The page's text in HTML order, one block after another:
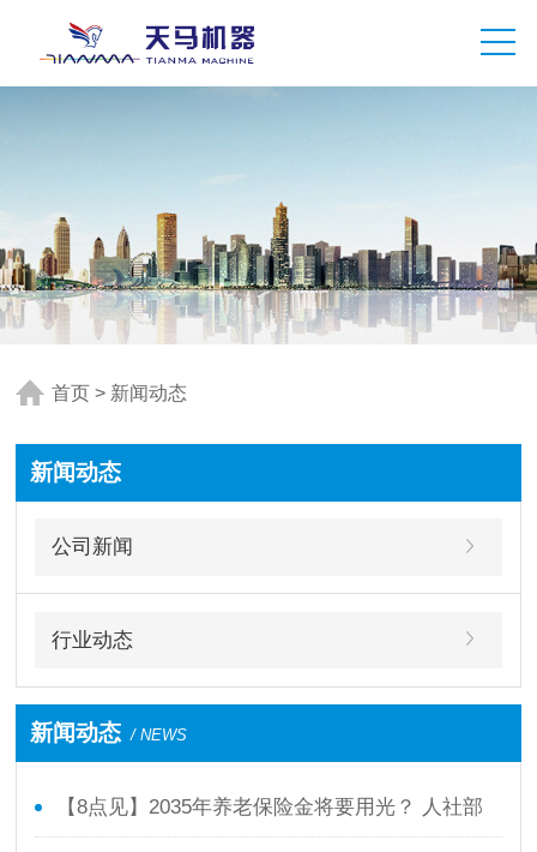
首页 > 新闻动态
新闻动态
公司新闻
行业动态
新闻动态 / NEWS
【8点见】2035年养老保险金将要用光？ 人社部